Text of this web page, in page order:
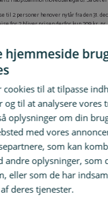
til 2 personer henover nytår fra den 31.
for 2 bliver prisen derfor kun 209 kr.
skal du naturligvis være velkommen til
hjemmeside
cookies til at tilpasse
og til at analysere vores
oplysninger om din
med vores
som kan
andre oplysninger, som
eller som de har
deres tjenester.